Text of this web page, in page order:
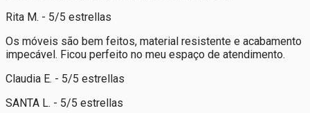
Rita M. - 5/5 estrellas
Os móveis são bem feitos, material resistente e acabamento
impecável. Ficou perfeito no meu espaço de atendimento.
Claudia E. - 5/5 estrellas
SANTA L. - 5/5 estrellas